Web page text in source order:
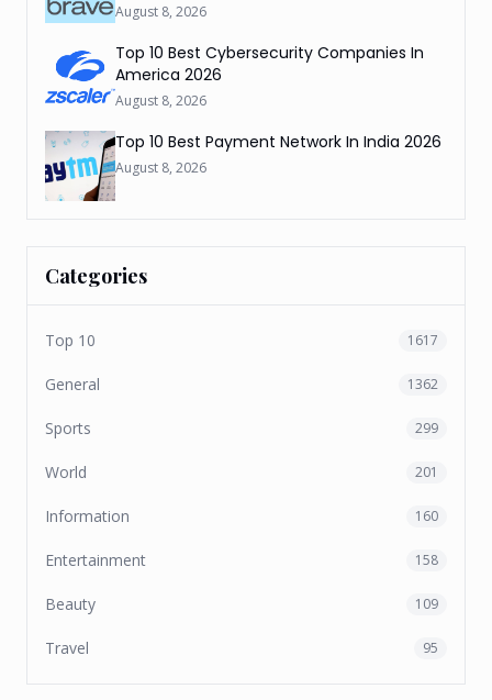
August 8, 2026
Top 10 Best Cybersecurity Companies In
America 2026
August 8, 2026
Top 10 Best Payment Network In India 2026
August 8, 2026
Categories
Top 10 1617
General 1362
Sports 299
World 201
Information 160
Entertainment 158
Beauty 109
Travel 95